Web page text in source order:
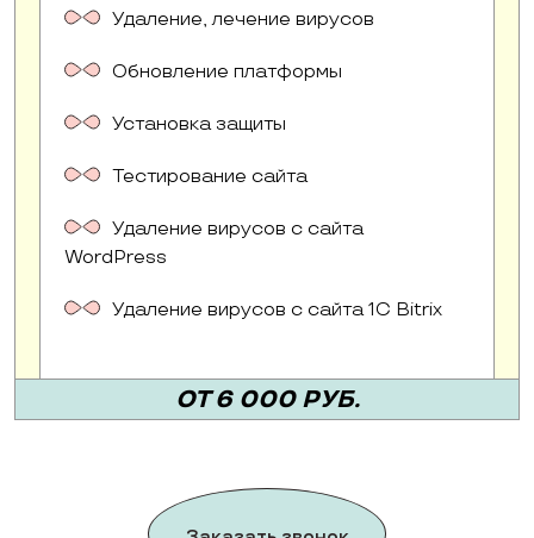
Удаление, лечение вирусов
Обновление платформы
Установка защиты
Тестирование сайта
Удаление вирусов с сайта
WordPress
Удаление вирусов с сайта 1C Bitrix
ОТ 6 000 РУБ.